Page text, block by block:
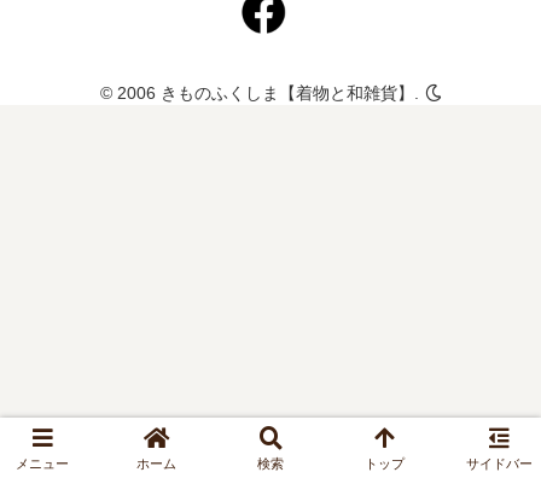
© 2006 きものふくしま【着物と和雑貨】.
メニュー ホーム 検索 トップ サイドバー